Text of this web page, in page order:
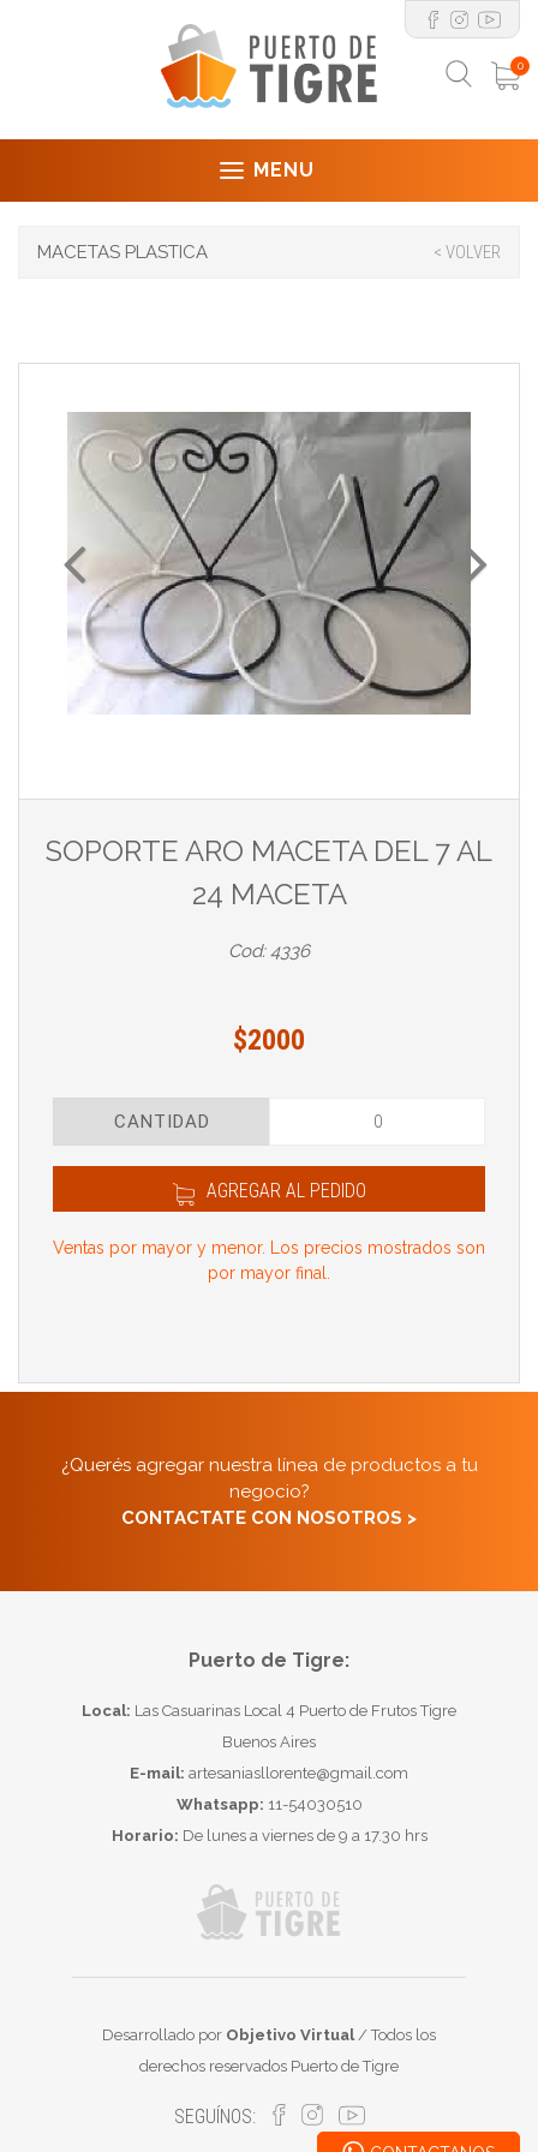
0
MENU
MACETAS PLASTICA < VOLVER
SOPORTE ARO MACETA DEL 7 AL
24 MACETA
Cod: 4336
$2000
CANTIDAD
AGREGAR AL PEDIDO
Ventas por mayor y menor. Los precios mostrados son
por mayor final.
¿Querés agregar nuestra línea de productos a tu
negocio?
CONTACTATE CON NOSOTROS >
Puerto de Tigre:
Local: Las Casuarinas Local 4 Puerto de Frutos Tigre
Buenos Aires
E-mail: artesaniasllorente@gmail.com
Whatsapp: 11-54030510
Horario: De lunes a viernes de 9 a 17.30 hrs
Desarrollado por Objetivo Virtual/ Todos los
derechos reservados Puerto de Tigre
SEGUÍNOS: